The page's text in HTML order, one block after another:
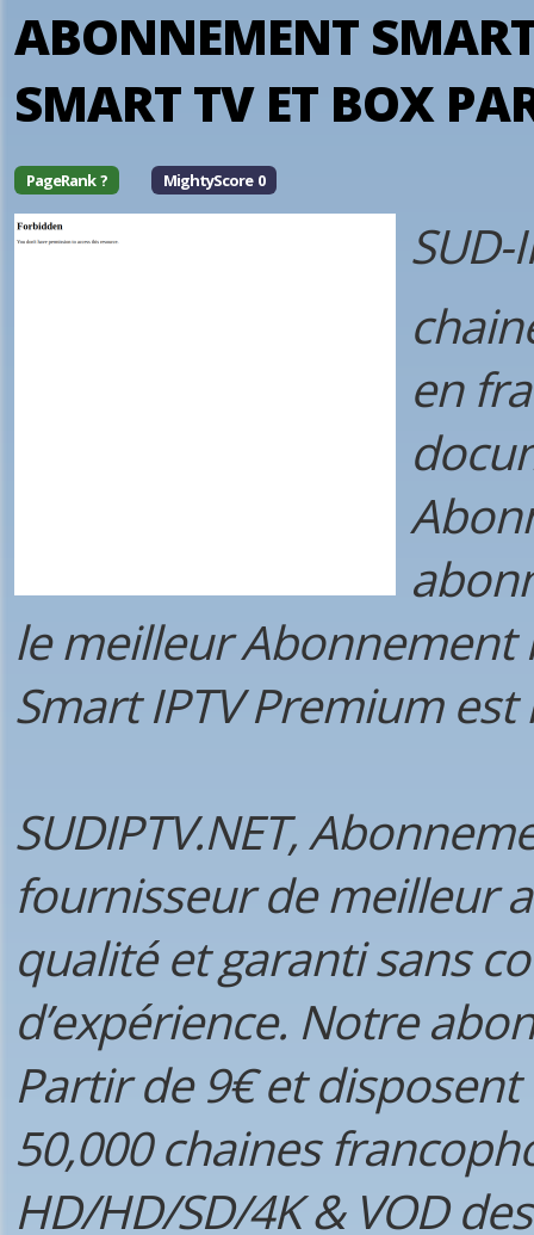
ABONNEMENT
SMART TV ET BOX
PageRank ? MightyScore 0
en
le meilleur Abonnement
Smart IPTV Premium
SUDIPTV.NET,
fournisseur de meilleur
qualité et garanti sans
d’expérience. Notre
Partir de 9€ et
50,000 chaines
HD/HD/SD/4K & VOD